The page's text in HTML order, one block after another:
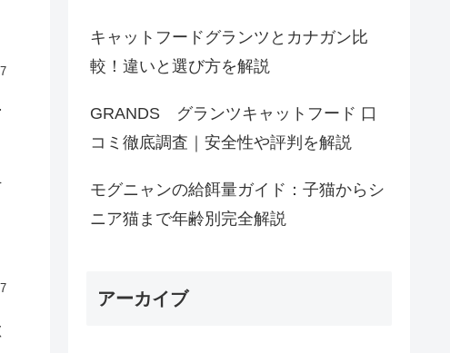
キャットフードグランツとカナガン比
較！違いと選び方を解説
GRANDS グランツキャットフード 口
コミ徹底調査｜安全性や評判を解説
モグニャンの給餌量ガイド：子猫からシ
ニア猫まで年齢別完全解説
アーカイブ